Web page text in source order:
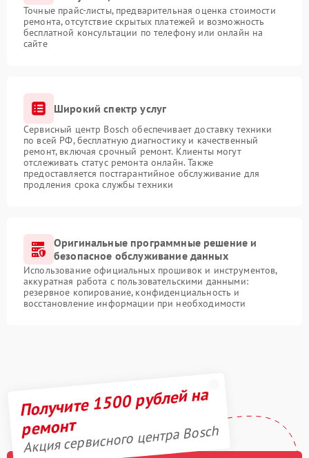
Точные прайс-листы, предварительная оценка стоимости
ремонта, отсутствие скрытых платежей и возможность
бесплатной консультации по телефону или онлайн на
сайте
Широкий спектр услуг
Сервисный центр Bosch обеспечивает доставку техники
по всей РФ, бесплатную диагностику и качественный
ремонт, включая срочный ремонт. Клиенты могут
отслеживать статус ремонта онлайн. Также
предоставляется постгарантийное обслуживание для
продления срока службы техники
Оригинальные программные решение и
безопасное обслуживание данных
Использование официальных прошивок и инструментов,
аккуратная работа с пользовательскими данными:
резервное копирование, конфиденциальность и
восстановление информации при необходимости
Получите 1500 рублей на
ремонт
Акция сервисного центра Bosch